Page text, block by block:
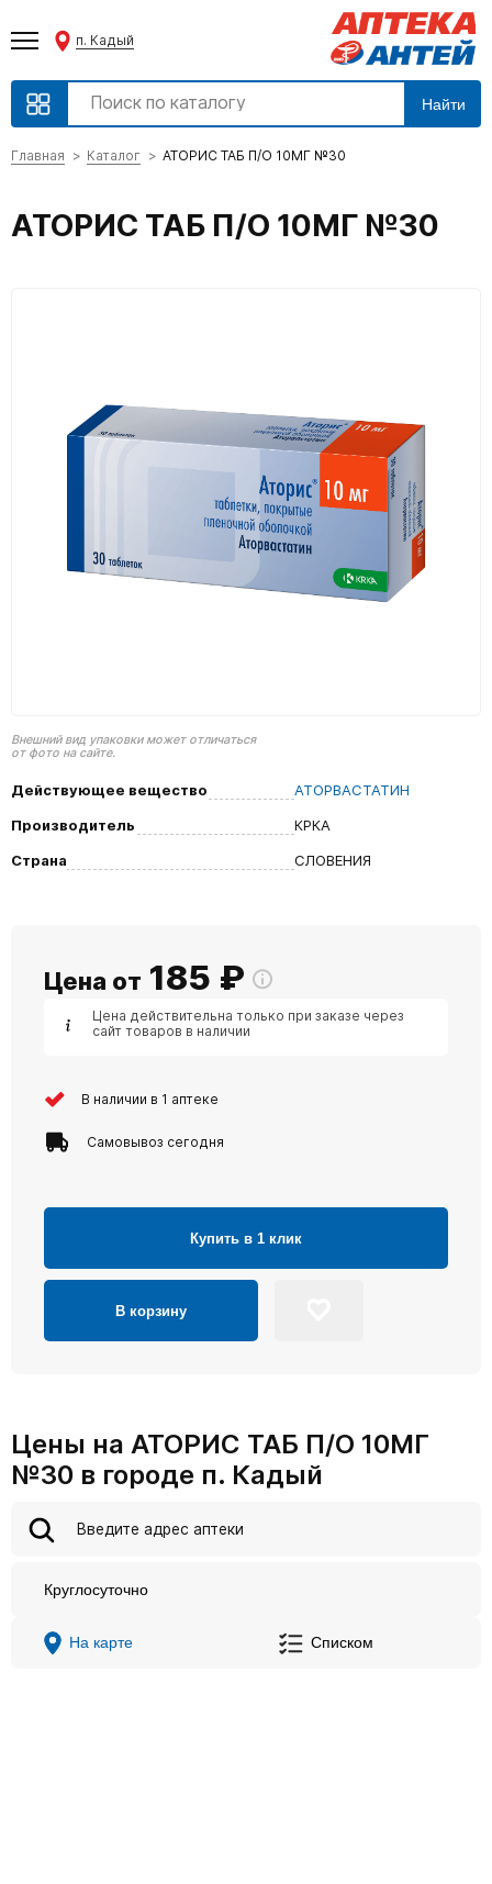
п. Кадый
Найти
Главная Каталог АТОРИС ТАБ П/О 10МГ №30
АТОРИС ТАБ П/О 10МГ №30
Внешний вид упаковки может отличаться
от фото на сайте.
Действующее вещество
АТОРВАСТАТИН
Производитель
КРКА
Страна
СЛОВЕНИЯ
Цена от 185 ₽
Цена действительна только при заказе через
сайт товаров в наличии
В наличии в 1 аптеке
Самовывоз сегодня
Купить в 1 клик
В корзину
Цены на АТОРИС ТАБ П/О 10МГ
№30 в городе п. Кадый
Круглосуточно
На карте Списком